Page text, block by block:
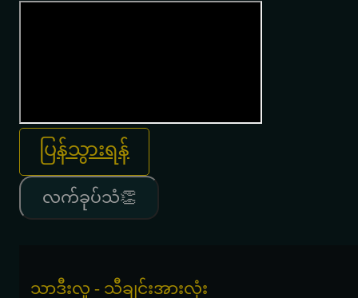
ပြန်သွားရန်
လက်ခုပ်သံ👏
သာဒီးလူ - သီချင်းအားလုံး